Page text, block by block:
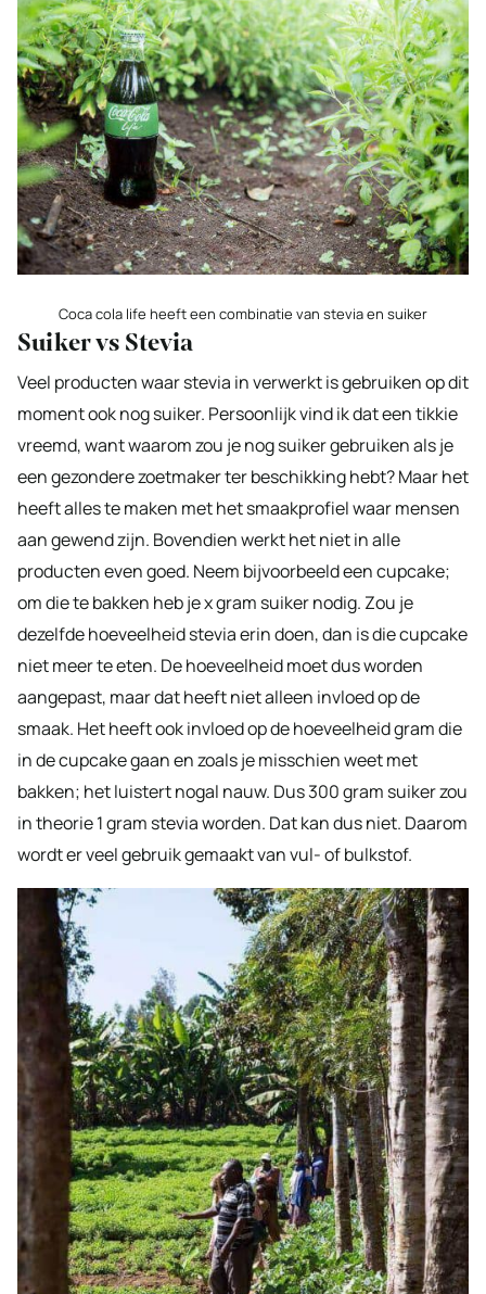
Coca cola life heeft een combinatie van stevia en suiker
Suiker vs Stevia
Veel producten waar stevia in verwerkt is gebruiken op dit
moment ook nog suiker. Persoonlijk vind ik dat een tikkie
vreemd, want waarom zou je nog suiker gebruiken als je
een gezondere zoetmaker ter beschikking hebt? Maar het
heeft alles te maken met het smaakprofiel waar mensen
aan gewend zijn. Bovendien werkt het niet in alle
producten even goed. Neem bijvoorbeeld een cupcake;
om die te bakken heb je x gram suiker nodig. Zou je
dezelfde hoeveelheid stevia erin doen, dan is die cupcake
niet meer te eten. De hoeveelheid moet dus worden
aangepast, maar dat heeft niet alleen invloed op de
smaak. Het heeft ook invloed op de hoeveelheid gram die
in de cupcake gaan en zoals je misschien weet met
bakken; het luistert nogal nauw. Dus 300 gram suiker zou
in theorie 1 gram stevia worden. Dat kan dus niet. Daarom
wordt er veel gebruik gemaakt van vul- of bulkstof.